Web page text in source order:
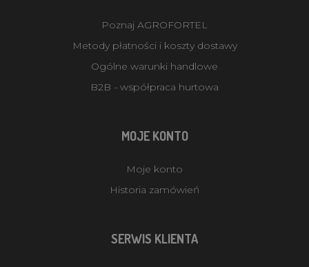
Poznaj AGROFORTEL
Metody płatności i koszty dostawy
Ogólne warunki handlowe
B2B - współpraca hurtowa
MOJE KONTO
Moje konto
Historia zamówień
SERWIS KLIENTA